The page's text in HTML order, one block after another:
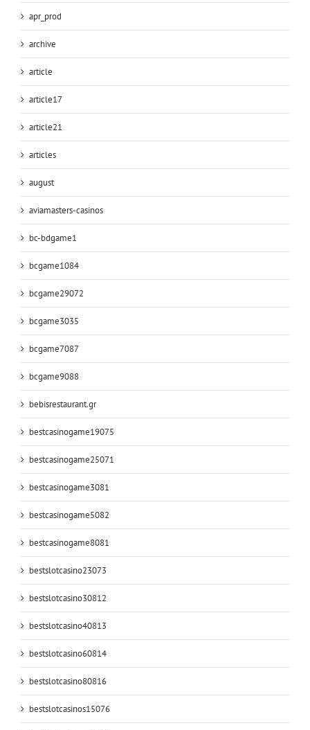
apr_prod
archive
article
article17
article21
articles
august
aviamasters-casinos
bc-bdgame1
bcgame1084
bcgame29072
bcgame3035
bcgame7087
bcgame9088
bebisrestaurant.gr
bestcasinogame19075
bestcasinogame25071
bestcasinogame3081
bestcasinogame5082
bestcasinogame8081
bestslotcasino23073
bestslotcasino30812
bestslotcasino40813
bestslotcasino60814
bestslotcasino80816
bestslotcasinos15076